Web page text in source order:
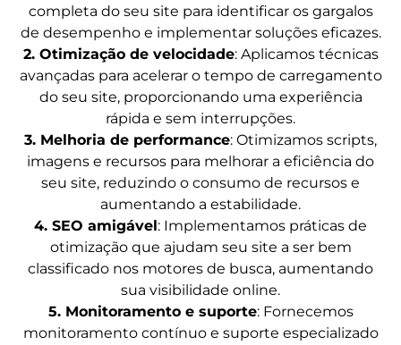
completa do seu site para identificar os gargalos
de desempenho e implementar soluções eficazes.
2. Otimização de velocidade: Aplicamos técnicas
avançadas para acelerar o tempo de carregamento
do seu site, proporcionando uma experiência
rápida e sem interrupções.
3. Melhoria de performance: Otimizamos scripts,
imagens e recursos para melhorar a eficiência do
seu site, reduzindo o consumo de recursos e
aumentando a estabilidade.
4. SEO amigável: Implementamos práticas de
otimização que ajudam seu site a ser bem
classificado nos motores de busca, aumentando
sua visibilidade online.
5. Monitoramento e suporte: Fornecemos
monitoramento contínuo e suporte especializado